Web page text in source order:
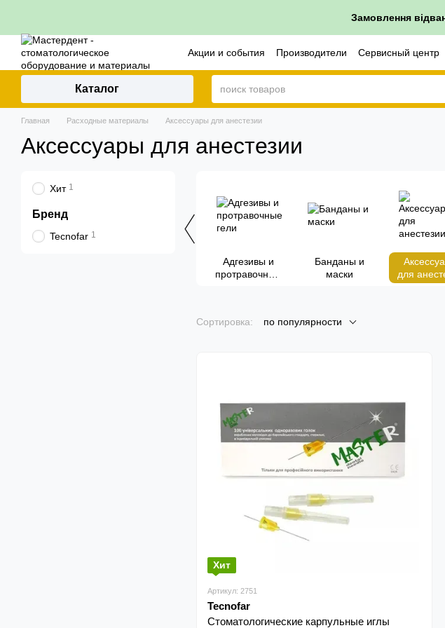
Замовлення
Акции и события Производители Сервисный центр
Каталог
Главная Расходные материалы Аксессуары для анестезии
Аксессуары для анестезии
Адгезивы и
протравочные
Банданы и
маски
для
Сортировка: по популярности
Хит
Артикул: 2751
Tecnofar
Стоматологические карпульные иглы
Хит 1
Бренд
Tecnofar 1